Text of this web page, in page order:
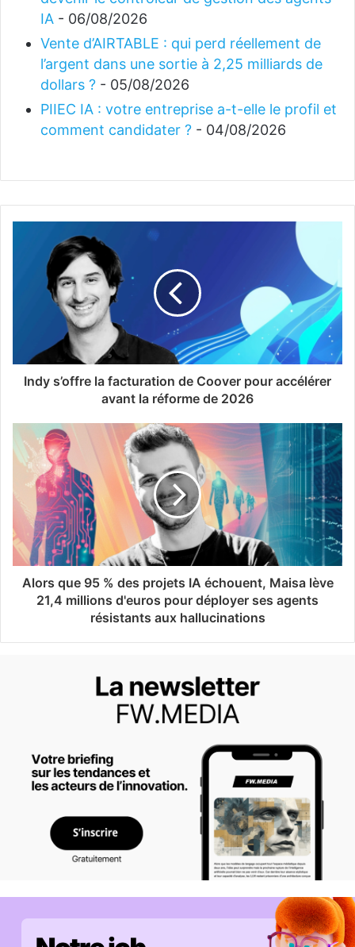
IA - 06/08/2026
Vente d’AIRTABLE : qui perd réellement de
l’argent dans une sortie à 2,25 milliards de
dollars ? - 05/08/2026
PIIEC IA : votre entreprise a-t-elle le profil et
comment candidater ? - 04/08/2026
Indy s’offre la facturation de Coover pour accélérer
avant la réforme de 2026
Alors que 95 % des projets IA échouent, Maisa lève
21,4 millions d'euros pour déployer ses agents
résistants aux hallucinations